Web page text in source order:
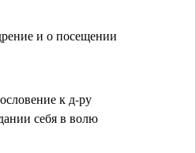
и о посещении
к д-ру
себя в волю